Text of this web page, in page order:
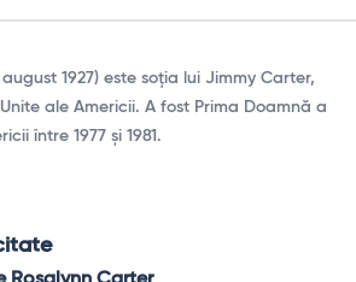
1927) este soția lui Jimmy Carter,
ale Americii. A fost Prima Doamnă a
între 1977 și 1981.